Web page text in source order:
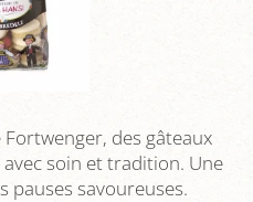
des gâteaux
soin et tradition. Une
pauses savoureuses.